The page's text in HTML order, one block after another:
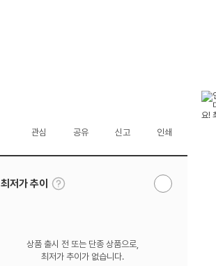
관심 공유 신고 인쇄
최저가 추이
툴
팁
알
상품 출시 전 또는 단종 상품으로,
최저가 추이가 없습니다.